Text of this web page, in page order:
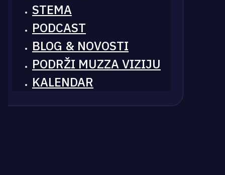
STEMA
PODCAST
BLOG & NOVOSTI
PODRŽI MUZZA VIZIJU
KALENDAR